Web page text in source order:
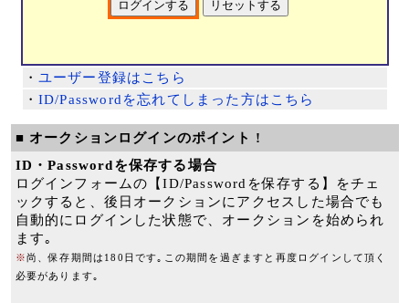
・ ユーザー登録はこちら
・ ID/Passwordを忘れてしまった方はこちら
■ オークションログインのポイント !
ID・Passwordを保存する場合
ログインフォームの【ID/Passwordを保存する】をチェ
ックすると、後日オークションにアクセスした場合でも
自動的にログインした状態で、オークションを始められ
ます｡
※尚、保存期間は180日です｡この期間を過ぎますと再度ログインして頂く
必要があります｡